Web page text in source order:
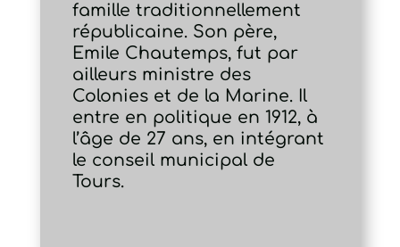
famille traditionnellement
républicaine. Son père,
Emile Chautemps, fut par
ailleurs ministre des
Colonies et de la Marine. Il
entre en politique en 1912, à
l’âge de 27 ans, en intégrant
le conseil municipal de
Tours.